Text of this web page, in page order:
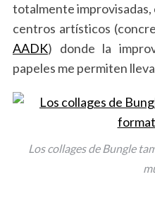
totalmente
centros artísticos
AADK) donde la
papeles me permiten
Los collages de Bungle